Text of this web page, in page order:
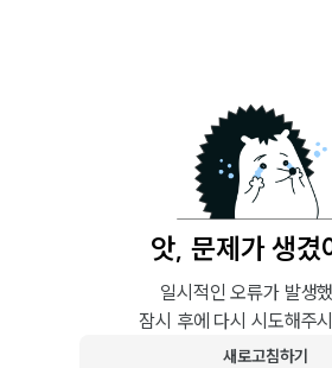
앗, 문제가 생겼
일시적인 오류가 발생
잠시 후에 다시 시도해주
새로고침하기